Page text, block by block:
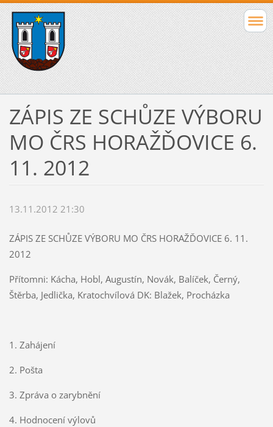
ZÁPIS ZE SCHŮZE VÝBORU
MO ČRS HORAŽĎOVICE 6.
11. 2012
13.11.2012 21:30
ZÁPIS ZE SCHŮZE VÝBORU MO ČRS HORAŽĎOVICE 6. 11.
2012
Přítomni: Kácha, Hobl, Augustín, Novák, Balíček, Černý,
Štěrba, Jedlička, Kratochvílová DK: Blažek, Procházka
1. Zahájení
2. Pošta
3. Zpráva o zarybnění
4. Hodnocení výlovů